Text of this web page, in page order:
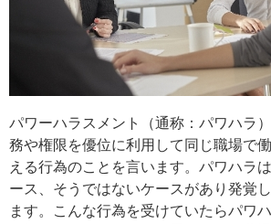
パワーハラスメント（通称：パワハラ
務や権限を優位に利用して同じ職場で
える行為のことを言います。パワハラ
ース、そうではないケースがあり発覚
ます。こんな行為を受けていたらパワ